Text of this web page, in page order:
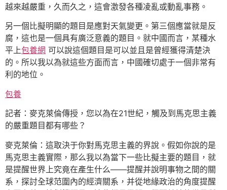
越來越嚴重，久而久之，這會激發各種凌亂或動亂事務。
另一個比擬明顯的題目是應對天氣變更。第三個應當就是反
腐，這也是一個具有廣泛意義的題目。就中國而言，某種水
平上包養網 可以說這個題目是可以並且是曾經獲得清楚決
的。所以我以為就這些方面而言，中國確切處于一個非常有
利的地位。
包養
記者：麥克萊倫傳授，您以為在21世紀，觸及到馬克思主義
的嚴重題目都有哪些？
麥克萊倫：這取決于你對馬克思主義的界說。假如你說的是
馬克思主義實際，那么我以為當下一些比擬主要的題目，就
是提醒世界上究竟在產生什么——提醒并說明事物之間的關
系，探討全球范圍內的經濟關系，并從地緣政治的角度提醒